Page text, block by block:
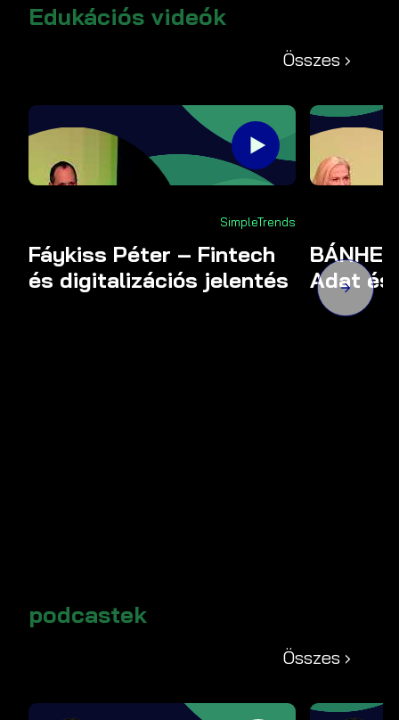
Edukációs videók
Összes ›
SimpleTrends
Fáykiss Péter – Fintech
és digitalizációs jelentés
Adat és
podcastek
Összes ›